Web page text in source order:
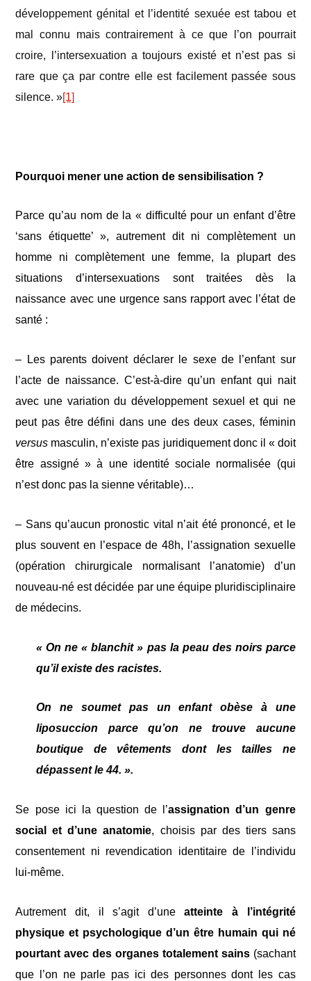
développement génital et l’identité sexuée est tabou et
mal connu mais contrairement à ce que l’on pourrait
croire, l’intersexuation a toujours existé et n’est pas si
rare que ça par contre elle est facilement passée sous
silence. »[1]
Pourquoi mener une action de sensibilisation ?
Parce qu’au nom de la « difficulté pour un enfant d’être
‘sans étiquette’ », autrement dit ni complètement un
homme ni complètement une femme, la plupart des
situations d’intersexuations sont traitées dès la
naissance avec une urgence sans rapport avec l’état de
santé :
– Les parents doivent déclarer le sexe de l’enfant sur
l’acte de naissance. C’est-à-dire qu’un enfant qui nait
avec une variation du développement sexuel et qui ne
peut pas être défini dans une des deux cases, féminin
versus masculin, n’existe pas juridiquement donc il « doit
être assigné » à une identité sociale normalisée (qui
n’est donc pas la sienne véritable)…
– Sans qu’aucun pronostic vital n’ait été prononcé, et le
plus souvent en l’espace de 48h, l’assignation sexuelle
(opération chirurgicale normalisant l’anatomie) d’un
nouveau-né est décidée par une équipe pluridisciplinaire
de médecins.
« On ne « blanchit » pas la peau des noirs parce
qu’il existe des racistes.
On ne soumet pas un enfant obèse à une
liposuccion parce qu’on ne trouve aucune
boutique de vêtements dont les tailles ne
dépassent le 44. ».
Se pose ici la question de l’assignation d’un genre
social et d’une anatomie, choisis par des tiers sans
consentement ni revendication identitaire de l’individu
lui-même.
Autrement dit, il s’agit d’uneatteinte à l’intégrité
physique et psychologique d’un être humain qui né
pourtant avec des organes totalement sains(sachant
que l’on ne parle pas ici des personnes dont les cas